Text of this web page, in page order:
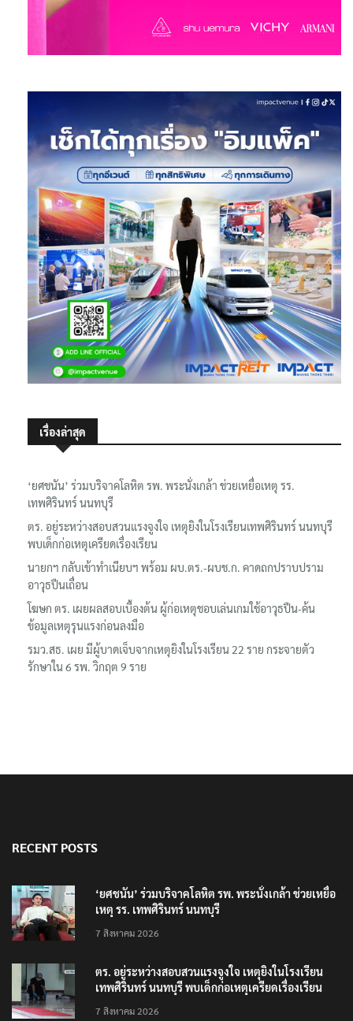
เรื่องล่าสุด
‘ยศชนัน’ ร่วมบริจาคโลหิต รพ. พระนั่งเกล้า ช่วยเหยื่อเหตุ รร.
เทพศิรินทร์ นนทบุรี
ตร. อยู่ระหว่างสอบสวนแรงจูงใจ เหตุยิงในโรงเรียนเทพศิรินทร์ นนทบุรี
พบเด็กก่อเหตุเครียดเรื่องเรียน
นายกฯ กลับเข้าทำเนียบฯ พร้อม ผบ.ตร.-ผบช.ก. คาดถกปราบปราม
อาวุธปืนเถื่อน
โฆษก ตร. เผยผลสอบเบื้องต้น ผู้ก่อเหตุชอบเล่นเกมใช้อาวุธปืน-ค้น
ข้อมูลเหตุรุนแรงก่อนลงมือ
รมว.สธ. เผย มีผู้บาดเจ็บจากเหตุยิงในโรงเรียน 22 ราย กระจายตัว
รักษาใน 6 รพ. วิกฤต 9 ราย
RECENT POSTS
‘ยศชนัน’ ร่วมบริจาคโลหิต รพ. พระนั่งเกล้า ช่วยเหยื่อ
เหตุ รร. เทพศิรินทร์ นนทบุรี
7 สิงหาคม 2026
ตร. อยู่ระหว่างสอบสวนแรงจูงใจ เหตุยิงในโรงเรียน
เทพศิรินทร์ นนทบุรี พบเด็กก่อเหตุเครียดเรื่องเรียน
7 สิงหาคม 2026